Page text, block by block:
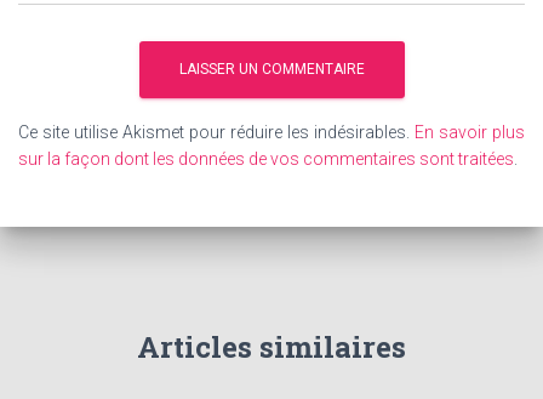
Ce site utilise Akismet pour réduire les indésirables. En savoir plus
sur la façon dont les données de vos commentaires sont traitées.
Articles similaires